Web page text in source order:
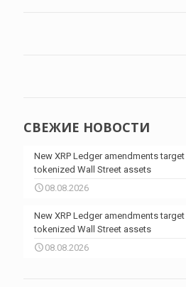
СВЕЖИЕ НОВОСТИ
New XRP Ledger amendments
tokenized Wall Street assets
08.08.2026
New XRP Ledger amendments
tokenized Wall Street assets
08.08.2026